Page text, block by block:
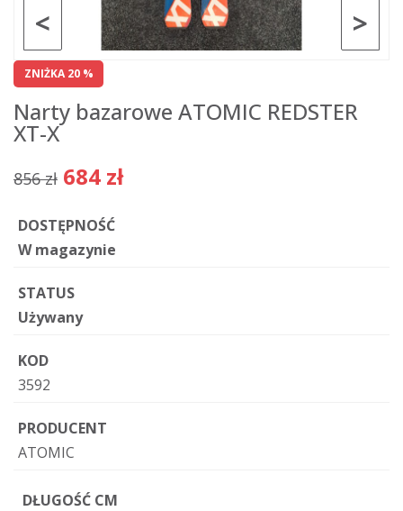
>
<
ZNIŻKA 20 %
Narty bazarowe ATOMIC REDSTER
XT-X
856 zł 684 zł
DOSTĘPNOŚĆ
W magazynie
STATUS
Używany
KOD
3592
PRODUCENT
ATOMIC
DŁUGOŚĆ CM